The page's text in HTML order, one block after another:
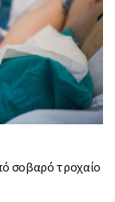
σοβαρό τροχαίο